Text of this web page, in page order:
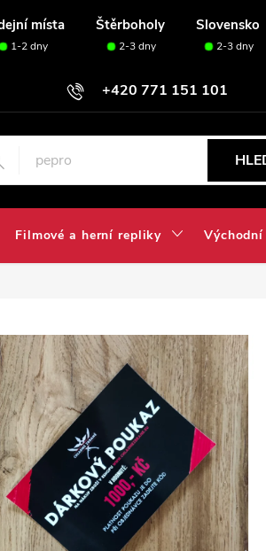
místa Štěrboholy Slovensko
1-2 dny 2-3 dny 2-3 dny
+420 771 151 101
Filmové a herní repliky Východní